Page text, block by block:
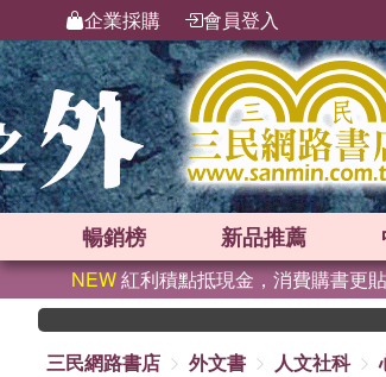
企業採購 會員登入
暢銷榜 新品推薦
NEW紅利積點抵現金，消費購書更
三民網路書店
外文書 人文社科